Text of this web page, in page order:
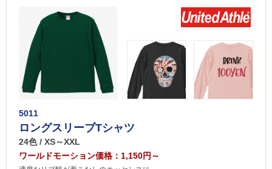
5011
ロングスリーブTシャツ
24色 / XS～XXL
ワールドモーション価格：1,150円～